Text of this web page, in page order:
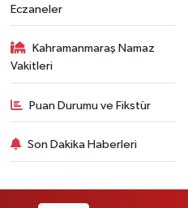
Eczaneler
Kahramanmaraş Namaz
Vakitleri
Puan Durumu ve Fikstür
Son Dakika Haberleri